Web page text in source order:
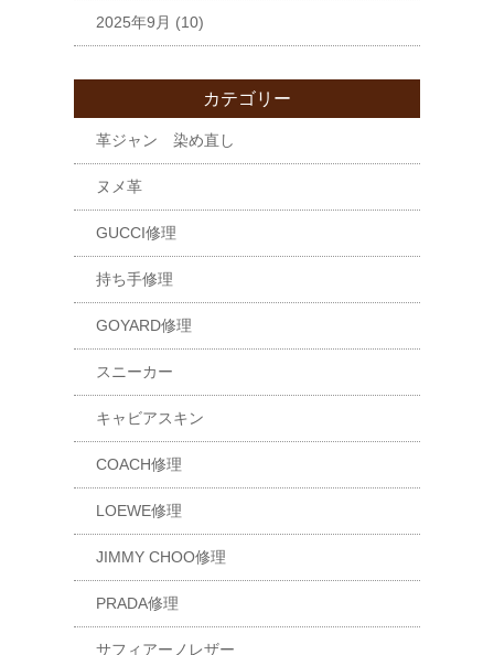
2025年9月 (10)
カテゴリー
革ジャン 染め直し
ヌメ革
GUCCI修理
持ち手修理
GOYARD修理
スニーカー
キャビアスキン
COACH修理
LOEWE修理
JIMMY CHOO修理
PRADA修理
サフィアーノレザー